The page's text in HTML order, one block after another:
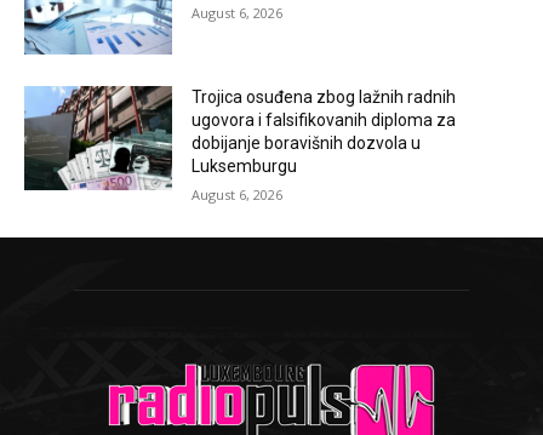
August 6, 2026
Trojica osuđena zbog lažnih radnih
ugovora i falsifikovanih diploma za
dobijanje boravišnih dozvola u
Luksemburgu
August 6, 2026